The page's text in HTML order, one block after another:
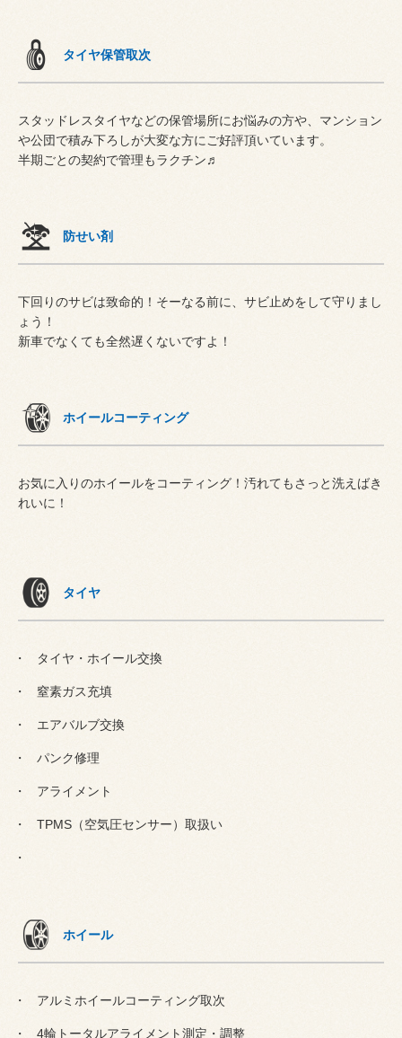
タイヤ保管取次
スタッドレスタイヤなどの保管場所にお悩みの方や、マンション
や公団で積み下ろしが大変な方にご好評頂いています。
半期ごとの契約で管理もラクチン♬
防せい剤
下回りのサビは致命的！そーなる前に、サビ止めをして守りまし
ょう！
新車でなくても全然遅くないですよ！
ホイールコーティング
お気に入りのホイールをコーティング！汚れてもさっと洗えばき
れいに！
タイヤ
タイヤ・ホイール交換
窒素ガス充填
エアバルブ交換
パンク修理
アライメント
TPMS（空気圧センサー）取扱い
ホイール
アルミホイールコーティング取次
4輪トータルアライメント測定・調整